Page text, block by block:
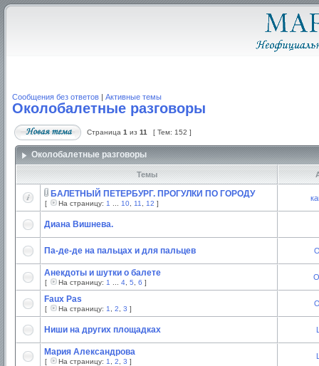
Сообщения без ответов | Активные темы
Околобалетные разговоры
Страница 1 из 11 [ Тем: 152 ]
Околобалетные разговоры
Темы
БАЛЕТНЫЙ ПЕТЕРБУРГ. ПРОГУЛКИ ПО ГОРОДУ
[ На страницу: 1 10 11 12 ]
Диана Вишнева.
Па-де-де на пальцах и для пальцев
Анекдоты и шутки о балете
[ На страницу: 1 4 5 6 ]
Faux Pas
[ На страницу: 1 2 3 ]
Ниши на других площадках
Мария Александрова
[ На страницу: 1 2 3 ]